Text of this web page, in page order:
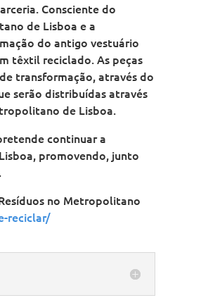
Consciente do
de Lisboa e a
do antigo vestuário
têxtil reciclado. As peças
transformação, através do
serão distribuídas através
de Lisboa.
continuar a
promovendo, junto
no Metropolitano
reciclar/